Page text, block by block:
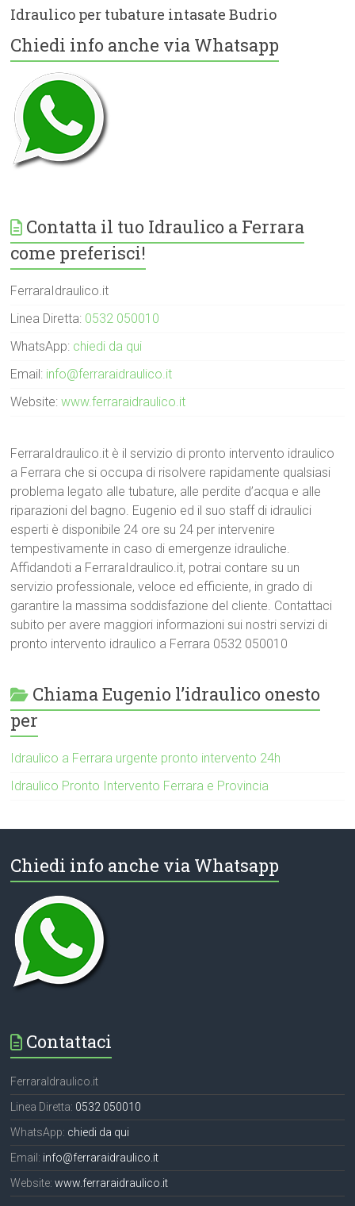
Idraulico per tubature intasate Budrio
Chiedi info anche via Whatsapp
Contatta il tuo Idraulico a Ferrara
come preferisci!
FerraraIdraulico.it
Linea Diretta: 0532 050010
WhatsApp: chiedi da qui
Email: info@ferraraidraulico.it
Website:www.ferraraidraulico.it
FerraraIdraulico.it è il servizio di pronto intervento idraulico
a Ferrara che si occupa di risolvere rapidamente qualsiasi
problema legato alle tubature, alle perdite d’acqua e alle
riparazioni del bagno. Eugenio ed il suo staff di idraulici
esperti è disponibile 24 ore su 24 per intervenire
tempestivamente in caso di emergenze idrauliche.
Affidandoti a FerraraIdraulico.it, potrai contare su un
servizio professionale, veloce ed efficiente, in grado di
garantire la massima soddisfazione del cliente. Contattaci
subito per avere maggiori informazioni sui nostri servizi di
pronto intervento idraulico a Ferrara 0532 050010
Chiama Eugenio l’idraulico onesto
per
Idraulico a Ferrara urgente pronto intervento 24h
Idraulico Pronto Intervento Ferrara e Provincia
Chiedi info anche via Whatsapp
Contattaci
FerraraIdraulico.it
Linea Diretta: 0532 050010
WhatsApp: chiedi da qui
Email: info@ferraraidraulico.it
Website:www.ferraraidraulico.it